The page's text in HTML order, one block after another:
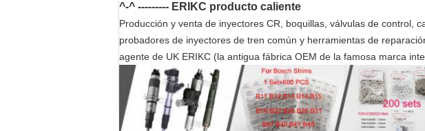
^-^ --------- ERIKC producto caliente
Producción y venta de inyectores CR, boquillas, válvulas de control,
probadores de inyectores de tren común y herramientas de
agente de UK ERIKC (la antigua fábrica OEM de la famosa marca